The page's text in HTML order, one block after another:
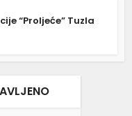
“Proljeće” Tuzla